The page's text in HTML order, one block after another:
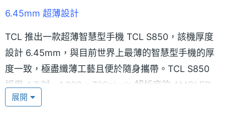
6.45mm 超薄設計
TCL 推出一款超薄智慧型手機 TCL S850，該機厚度
設計 6.45mm，與目前世界上最薄的智慧型手機的厚
度一致，極盡纖薄工藝且便於隨身攜帶。TCL S850
採用 4.7 吋、1,280 x 720pixels 解析度的 AMOLED
觸控螢幕，帶來清新明亮的視野感受與銳利灑脫的畫
展開